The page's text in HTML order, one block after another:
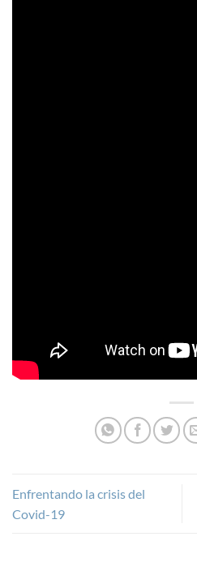
Enfrentando la crisis del
Covid-19